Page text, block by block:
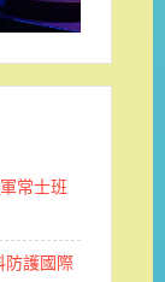
常士班
護國際